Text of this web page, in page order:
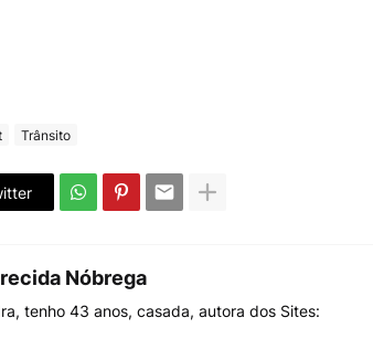
Trânsito
Nóbrega
tenho 43 anos, casada, autora dos Sites: